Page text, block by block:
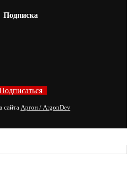
Подписка
сайта Аргон / ArgonDev